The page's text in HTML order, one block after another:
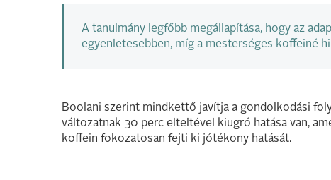
A tanulmány legfőbb megállapítása, hogy az
egyenletesebben, míg a mesterséges koffeiné
Boolani szerint mindkettő javítja a gondolkodási
változatnak 30 perc elteltével kiugró hatása van,
koffein fokozatosan fejti ki jótékony hatását.